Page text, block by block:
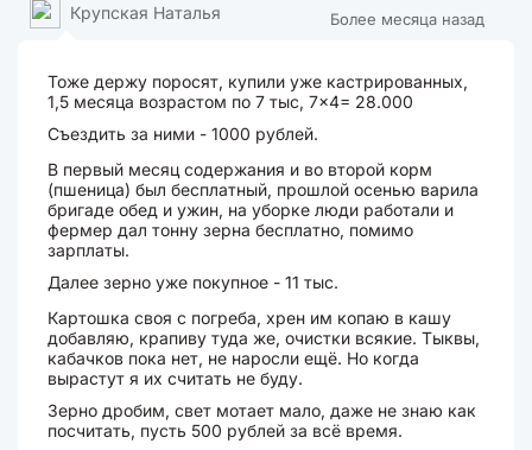
Более месяца назад
Крупская Наталья
Тоже держу поросят, купили уже кастрированных,
1,5 месяца возрастом по 7 тыс, 7×4= 28.000
Съездить за ними - 1000 рублей.
В первый месяц содержания и во второй корм
(пшеница) был бесплатный, прошлой осенью варила
бригаде обед и ужин, на уборке люди работали и
фермер дал тонну зерна бесплатно, помимо
зарплаты.
Далее зерно уже покупное - 11 тыс.
Картошка своя с погреба, хрен им копаю в кашу
добавляю, крапиву туда же, очистки всякие. Тыквы,
кабачков пока нет, не наросли ещё. Но когда
вырастут я их считать не буду.
Зерно дробим, свет мотает мало, даже не знаю как
посчитать, пусть 500 рублей за всё время.